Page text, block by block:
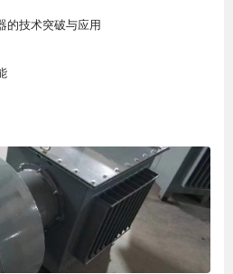
技术突破与应用